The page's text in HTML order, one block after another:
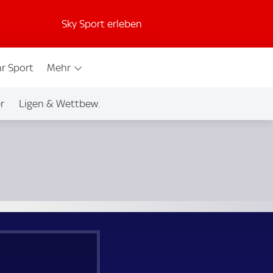
Sky Sport erleben
Sport Mehr
Ligen & Wettbew.